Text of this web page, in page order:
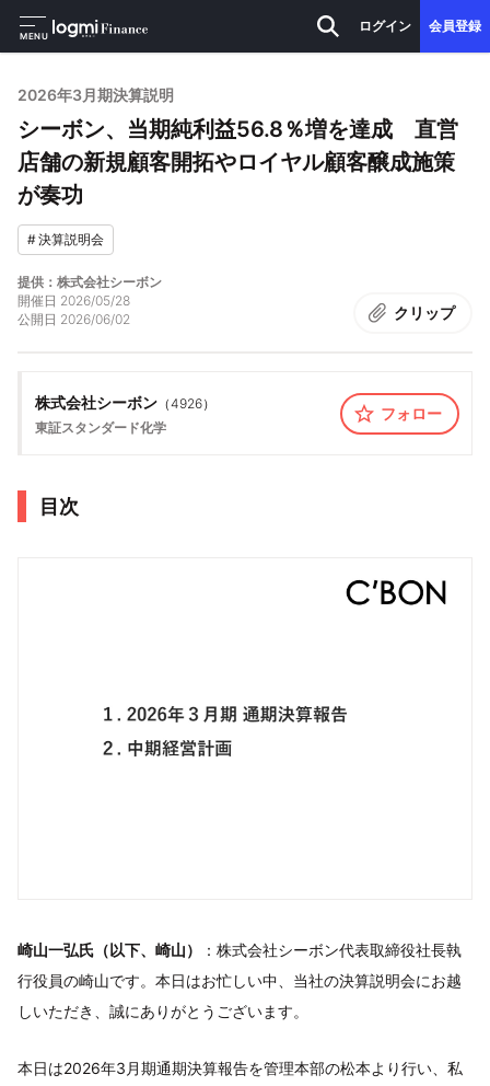
MENU
ログイン 会員登録
2026年3月期決算説明
シーボン、当期純利益56.8％増を達成 直営
店舗の新規顧客開拓やロイヤル顧客醸成施策
が奏功
#決算説明会
提供：株式会社シーボン
開催日 2026/05/28
公開日 2026/06/02 クリップ
株式会社シーボン （4926）
東証スタンダード化学
フォロー
目次
崎山一弘氏（以下、崎山）
：株式会社シーボン代表取締役社長執
行役員の崎山です。本日はお忙しい中、当社の決算説明会にお越
しいただき、誠にありがとうございます。
本日は2026年3月期通期決算報告を管理本部の松本より行い、私